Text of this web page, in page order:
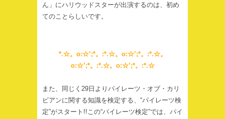
ん」にハリウッドスターが出演するのは、初め
てのことらしいです。
*.☆。o:☆’;*。:*.☆。o:☆’;*。:*.☆。
o:☆’;*。:*.☆。o:☆’;*。:*.☆
また、同じく29日よりパイレーツ・オブ・カリ
ビアンに関する知識を検定する、“パイレーツ検
定”がスタート!!この“パイレーツ検定”では、パイ